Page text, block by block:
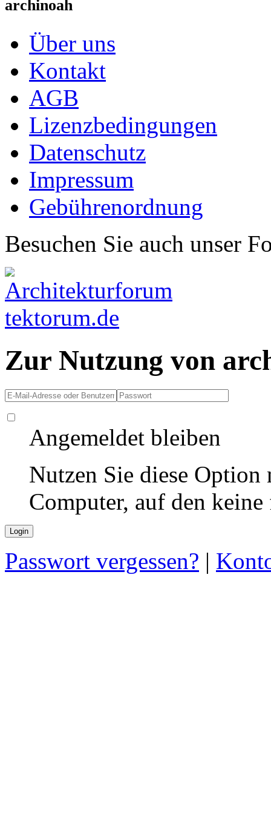
archinoah
Über uns
Kontakt
AGB
Lizenzbedingungen
Datenschutz
Impressum
Gebührenordnung
Besuchen Sie auch unser
Zur Nutzung von
Angemeldet bleiben
Nutzen Sie diese
Computer, auf den
Passwort vergessen? |